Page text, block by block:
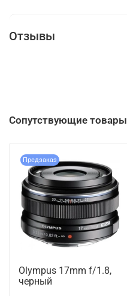
Отзывы
Сопутствующие товары
Предзаказ
Olympus 17mm f/1.8,
черный